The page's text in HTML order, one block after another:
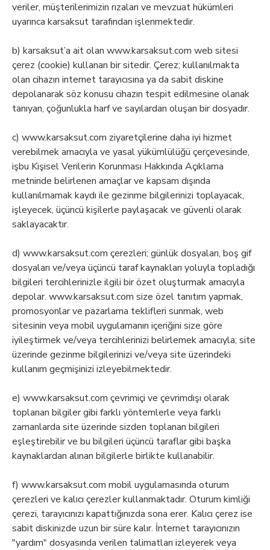
veriler, müşterilerimizin rızaları ve mevzuat hükümleri
uyarınca karsaksut tarafından işlenmektedir.
b) karsaksut’a ait olan www.karsaksut.com web sitesi
çerez (cookie) kullanan bir sitedir. Çerez; kullanılmakta
olan cihazın internet tarayıcısına ya da sabit diskine
depolanarak söz konusu cihazın tespit edilmesine olanak
tanıyan, çoğunlukla harf ve sayılardan oluşan bir dosyadır.
c) www.karsaksut.com ziyaretçilerine daha iyi hizmet
verebilmek amacıyla ve yasal yükümlülüğü çerçevesinde,
işbu Kişisel Verilerin Korunması Hakkında Açıklama
metninde belirlenen amaçlar ve kapsam dışında
kullanılmamak kaydı ile gezinme bilgilerinizi toplayacak,
işleyecek, üçüncü kişilerle paylaşacak ve güvenli olarak
saklayacaktır.
d) www.karsaksut.com çerezleri; günlük dosyaları, boş gif
dosyaları ve/veya üçüncü taraf kaynakları yoluyla topladığı
bilgileri tercihlerinizle ilgili bir özet oluşturmak amacıyla
depolar. www.karsaksut.com size özel tanıtım yapmak,
promosyonlar ve pazarlama teklifleri sunmak, web
sitesinin veya mobil uygulamanın içeriğini size göre
iyileştirmek ve/veya tercihlerinizi belirlemek amacıyla; site
üzerinde gezinme bilgilerinizi ve/veya site üzerindeki
kullanım geçmişinizi izleyebilmektedir.
e) www.karsaksut.com çevrimiçi ve çevrimdışı olarak
toplanan bilgiler gibi farklı yöntemlerle veya farklı
zamanlarda site üzerinde sizden toplanan bilgileri
eşleştirebilir ve bu bilgileri üçüncü taraflar gibi başka
kaynaklardan alınan bilgilerle birlikte kullanabilir.
f) www.karsaksut.com mobil uygulamasında oturum
çerezleri ve kalıcı çerezler kullanmaktadır. Oturum kimliği
çerezi, tarayıcınızı kapattığınızda sona erer. Kalıcı çerez ise
sabit diskinizde uzun bir süre kalır. İnternet tarayıcınızın
"yardım" dosyasında verilen talimatları izleyerek veya